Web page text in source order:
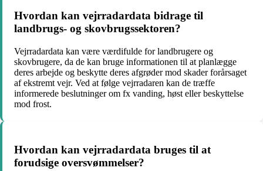
Hvordan kan vejrradardata bidrage til
landbrugs- og skovbrugssektoren?
Vejrradardata kan være værdifulde for landbrugere og
skovbrugere, da de kan bruge informationen til at planlægge
deres arbejde og beskytte deres afgrøder mod skader forårsaget
af ekstremt vejr. Ved at følge vejrradaren kan de træffe
informerede beslutninger om fx vanding, høst eller beskyttelse
mod frost.
Hvordan kan vejrradardata bruges til at
forudsige oversvømmelser?